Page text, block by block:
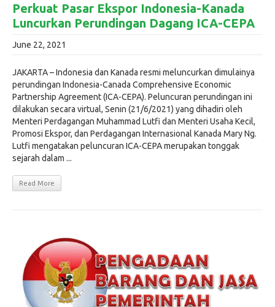
Perkuat Pasar Ekspor Indonesia-Kanada
Luncurkan Perundingan Dagang ICA-CEPA
June 22, 2021
JAKARTA – Indonesia dan Kanada resmi meluncurkan dimulainya
perundingan Indonesia-Canada Comprehensive Economic
Partnership Agreement (ICA-CEPA). Peluncuran perundingan ini
dilakukan secara virtual, Senin (21/6/2021) yang dihadiri oleh
Menteri Perdagangan Muhammad Lutfi dan Menteri Usaha Kecil,
Promosi Ekspor, dan Perdagangan Internasional Kanada Mary Ng.
Lutfi mengatakan peluncuran ICA-CEPA merupakan tonggak
sejarah dalam ...
Read More